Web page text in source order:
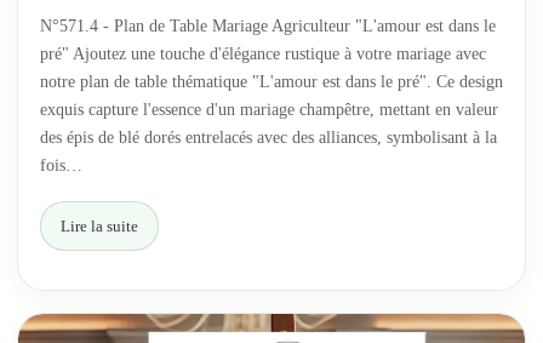
N°571.4 - Plan de Table Mariage Agriculteur "L'amour est dans le
pré" Ajoutez une touche d'élégance rustique à votre mariage avec
notre plan de table thématique "L'amour est dans le pré". Ce design
exquis capture l'essence d'un mariage champêtre, mettant en valeur
des épis de blé dorés entrelacés avec des alliances, symbolisant à la
fois…
Lire la suite